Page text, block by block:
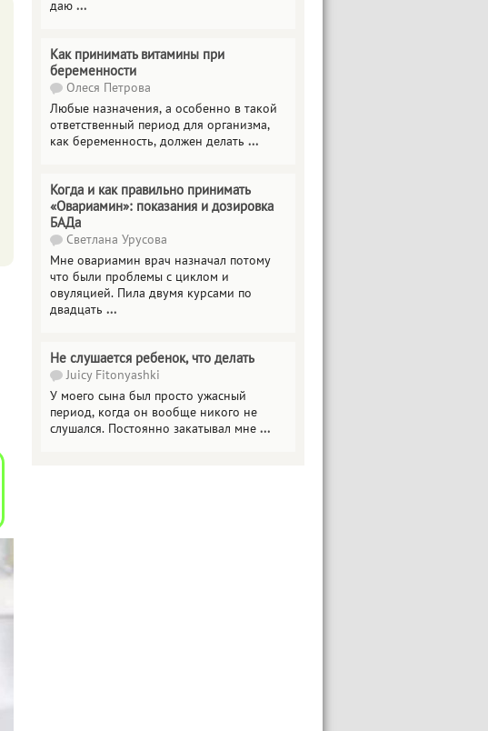
даю ...
Как принимать витамины при
беременности
Олеся Петрова
Любые назначения, а особенно в такой
ответственный период для организма,
как беременность, должен делать ...
Когда и как правильно принимать
«Овариамин»: показания и дозировка
БАДа
Светлана Урусова
Мне овариамин врач назначал потому
что были проблемы с циклом и
овуляцией. Пила двумя курсами по
двадцать ...
Не слушается ребенок, что делать
Juicy Fitonyashki
У моего сына был просто ужасный
период, когда он вообще никого не
слушался. Постоянно закатывал мне ...